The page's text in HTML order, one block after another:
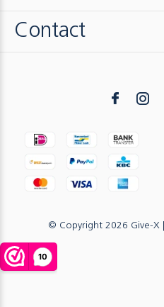
Contact
© Copyright 2026 Give-X